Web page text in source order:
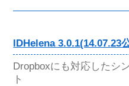
IDHelena 3.0.1(14.07.23
Dropboxにも対応したシ
ト